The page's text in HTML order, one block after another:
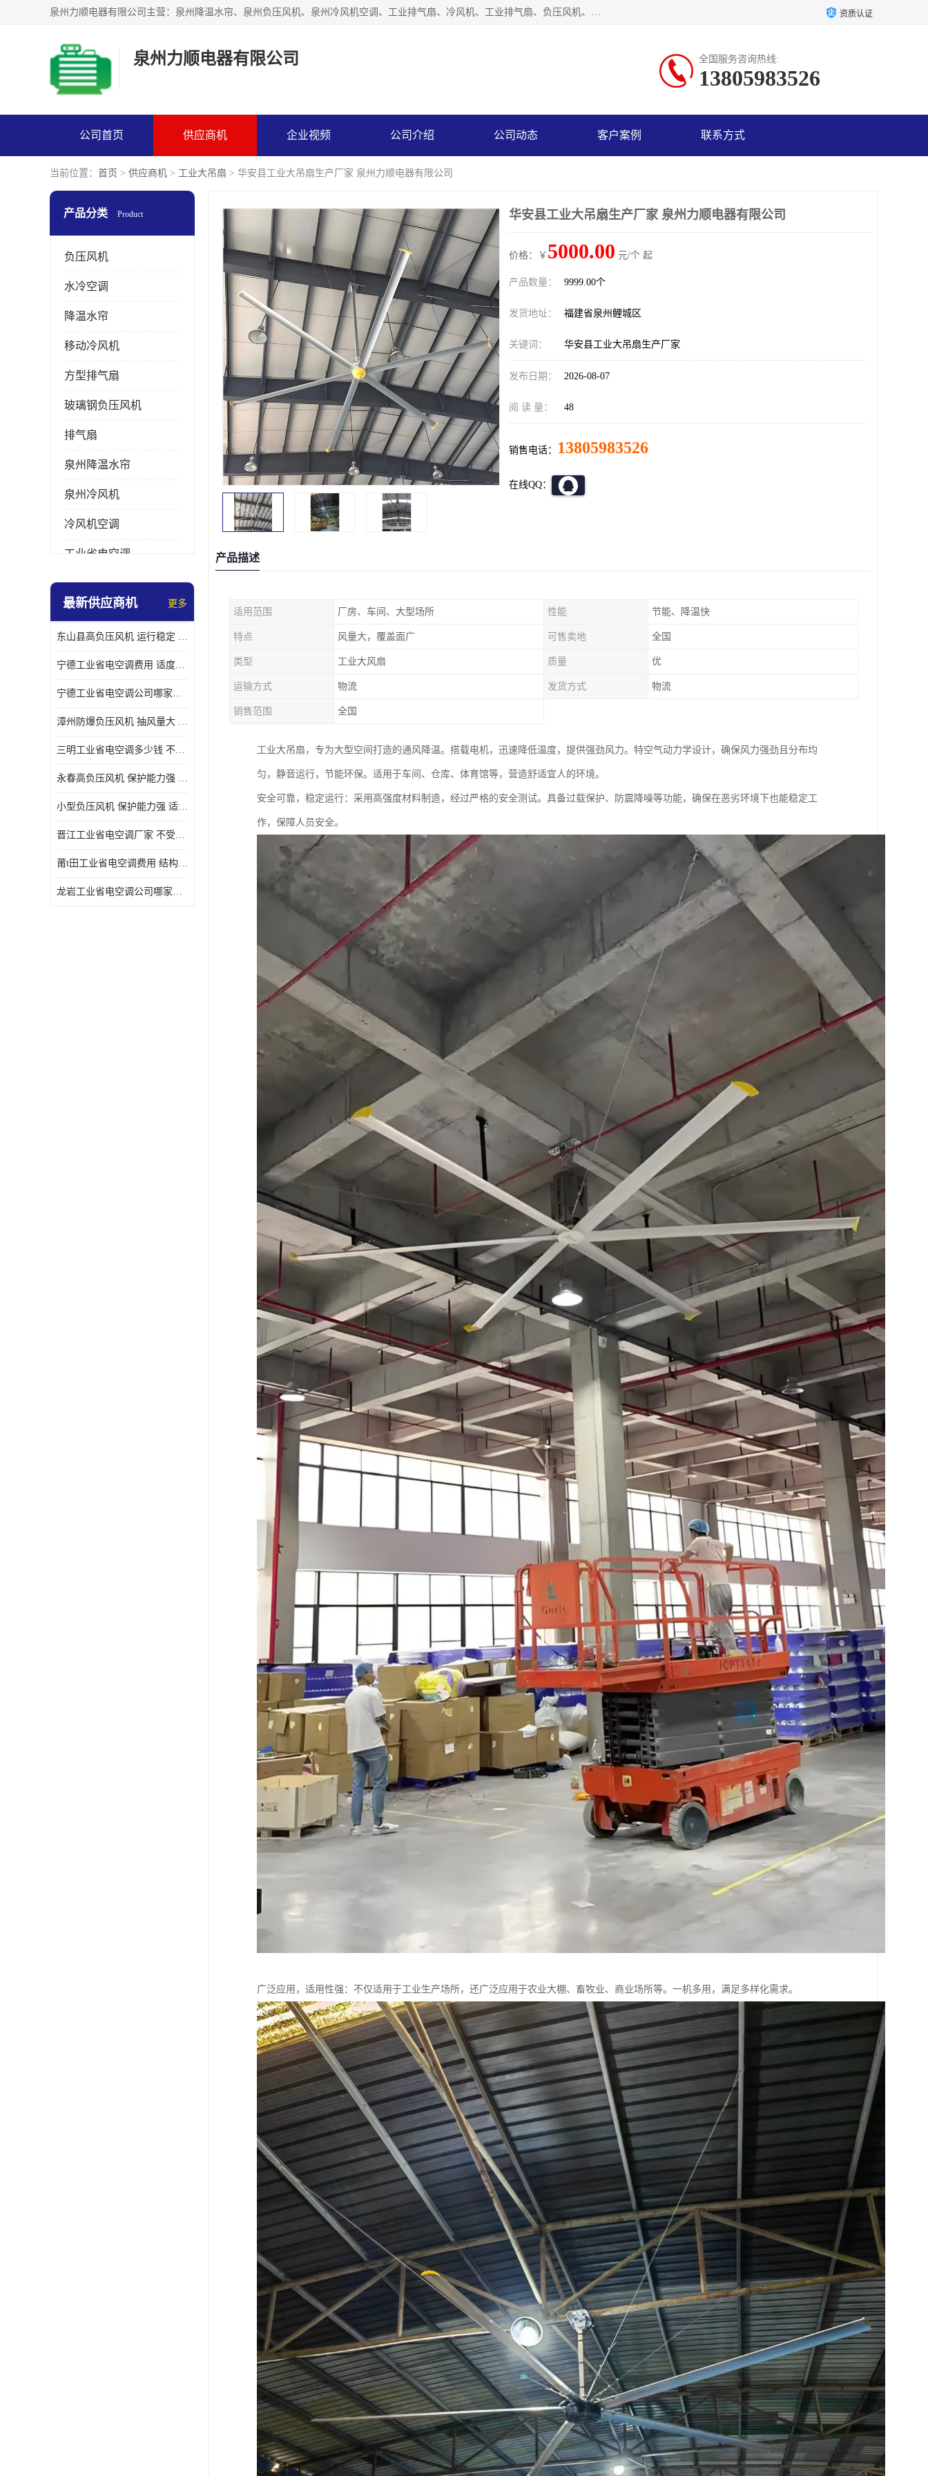
泉州力顺电器有限公司主营：泉州降温水帘、泉州负压风机、泉州冷风机空调、工业排气扇、冷风机、工业排气扇、负压风机、负压风机、水冷空调、降温水帘等产品。为用户解决了通风、降温、除味、除尘等难题，其环保、节能的理念与用户的实践检验结果相吻合，赢得了广大客户的信誉和青睐。 资质认证
泉州力顺电器有限公司 全国服务咨询热线:
13805983526
公司首页 供应商机 企业视频 公司介绍 公司动态 客户案例 联系方式
当前位置： 首页 > 供应商机 > 工业大吊扇 > 华安县工业大吊扇生产厂家 泉州力顺电器有限公司
产品分类 Product
负压风机
水冷空调
降温水帘
移动冷风机
方型排气扇
玻璃钢负压风机
排气扇
泉州降温水帘
泉州冷风机
冷风机空调
工业省电空调
工业大吊扇
最新供应商机 更多
东山县高负压风机 运行稳定 耐高温 防腐蚀
宁德工业省电空调费用 适度较高 节省占用空间
宁德工业省电空调公司哪家好 适度较高 结构紧凑 美观
漳州防爆负压风机 抽风量大 通风降温效果好
三明工业省电空调多少钱 不受管长限制 保持空气湿润
永春高负压风机 保护能力强 体积大 风道大
小型负压风机 保护能力强 适用面积广
晋江工业省电空调厂家 不受管长限制 节省占用空间
莆t田工业省电空调费用 结构紧凑 美观 能耗低 噪音小
龙岩工业省电空调公司哪家好 适应性强 维护简单
华安县工业大吊扇生产厂家 泉州力顺电器有限公司
价格：￥ 5000.00 元/个 起
产品数量： 9999.00个
发货地址： 福建省泉州鲤城区
关键词： 华安县工业大吊扇生产厂家
发布日期： 2026-08-07
阅 读 量： 48
销售电话： 13805983526
在线QQ：
产品描述
适用范围 厂房、车间、大型场所 性能 节能、降温快
特点 风量大，覆盖面广 可售卖地 全国
类型 工业大风扇 质量 优
运输方式 物流 发货方式 物流
销售范围 全国
工业大吊扇，专为大型空间打造的通风降温。搭载电机，迅速降低温度，提供强劲风力。特空气动力学设计，确保风力强劲且分布均
匀，静音运行，节能环保。适用于车间、仓库、体育馆等，营造舒适宜人的环境。
安全可靠，稳定运行：采用高强度材料制造，经过严格的安全测试。具备过载保护、防震降噪等功能，确保在恶劣环境下也能稳定工
作，保障人员安全。
广泛应用，适用性强：不仅适用于工业生产场所，还广泛应用于农业大棚、畜牧业、商业场所等。一机多用，满足多样化需求。